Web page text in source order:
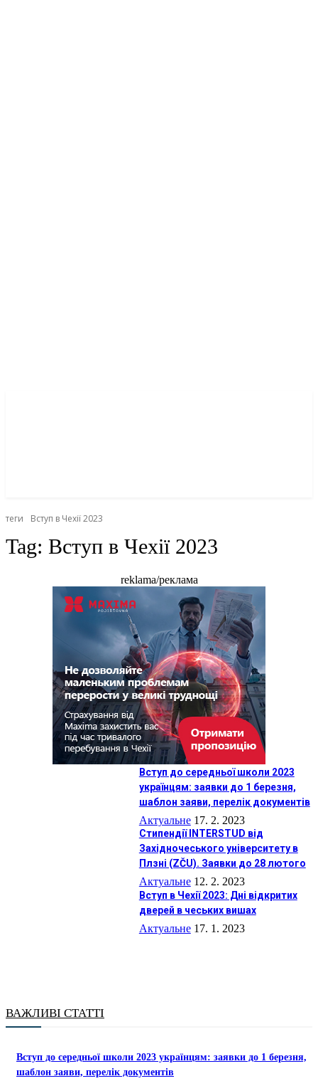
теги Вступ в Чехії 2023
Tag: Вступ в Чехії 2023
reklama/реклама
Вступ до середньої школи 2023
українцям: заявки до 1 березня,
шаблон заяви, перелік документів
Актуальне 17. 2. 2023
Стипендії ІNTERSTUD від
Західночеського університету в
Плзні (ZČU). Заявки до 28 лютого
Актуальне 12. 2. 2023
Вступ в Чехії 2023: Дні відкритих
дверей в чеських вишах
Актуальне 17. 1. 2023
ВАЖЛИВІ СТАТТІ
Вступ до середньої школи 2023 українцям: заявки до 1 березня,
шаблон заяви, перелік документів